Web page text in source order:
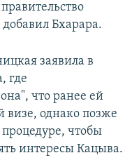
Бхарара.
заявила в
где
что ранее ей
визе, однако позже
чтобы
интересы Кацыва.